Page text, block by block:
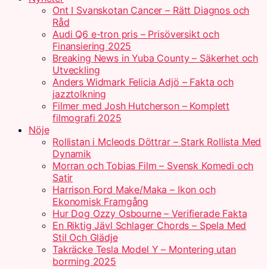
Ont I Svanskotan Cancer – Rätt Diagnos och
Råd
Audi Q6 e-tron pris – Prisöversikt och
Finansiering 2025
Breaking News in Yuba County – Säkerhet och
Utveckling
Anders Widmark Felicia Adjö – Fakta och
jazztolkning
Filmer med Josh Hutcherson – Komplett
filmografi 2025
Nöje
Rollistan i Mcleods Döttrar – Stark Rollista Med
Dynamik
Morran och Tobias Film – Svensk Komedi och
Satir
Harrison Ford Make/Maka – Ikon och
Ekonomisk Framgång
Hur Dog Ozzy Osbourne – Verifierade Fakta
En Riktig Jävl Schlager Chords – Spela Med
Stil Och Glädje
Takräcke Tesla Model Y – Montering utan
borrning 2025